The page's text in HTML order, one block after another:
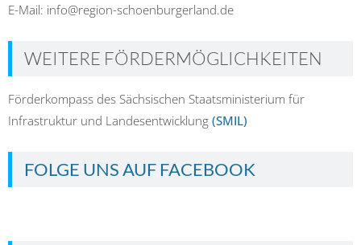
E-Mail: info@region-schoenburgerland.de
WEITERE FÖRDERMÖGLICHKEITEN
Förderkompass des Sächsischen Staatsministerium für
Infrastruktur und Landesentwicklung (SMIL)
FOLGE UNS AUF FACEBOOK